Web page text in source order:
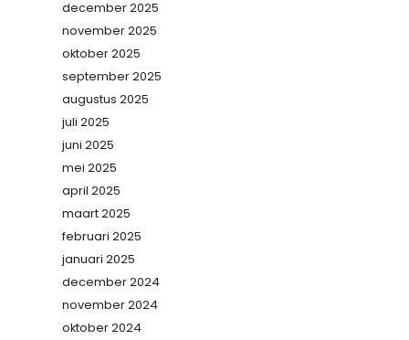
december 2025
november 2025
oktober 2025
september 2025
augustus 2025
juli 2025
juni 2025
mei 2025
april 2025
maart 2025
februari 2025
januari 2025
december 2024
november 2024
oktober 2024